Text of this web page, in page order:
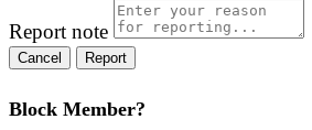
Report note
Report
Block Member?